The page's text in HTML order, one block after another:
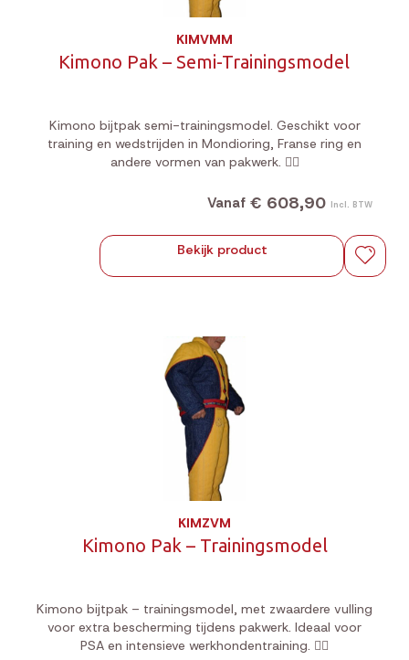
KIMVMM
Kimono Pak – Semi-Trainingsmodel
Kimono bijtpak semi-trainingsmodel. Geschikt voor
training en wedstrijden in Mondioring, Franse ring en
andere vormen van pakwerk. 🐕‍🦺
Vanaf € 608,90 Incl. BTW
Bekijk product
KIMZVM
Kimono Pak – Trainingsmodel
Kimono bijtpak – trainingsmodel, met zwaardere vulling
voor extra bescherming tijdens pakwerk. Ideaal voor
PSA en intensieve werkhondentraining. 🐕‍🦺